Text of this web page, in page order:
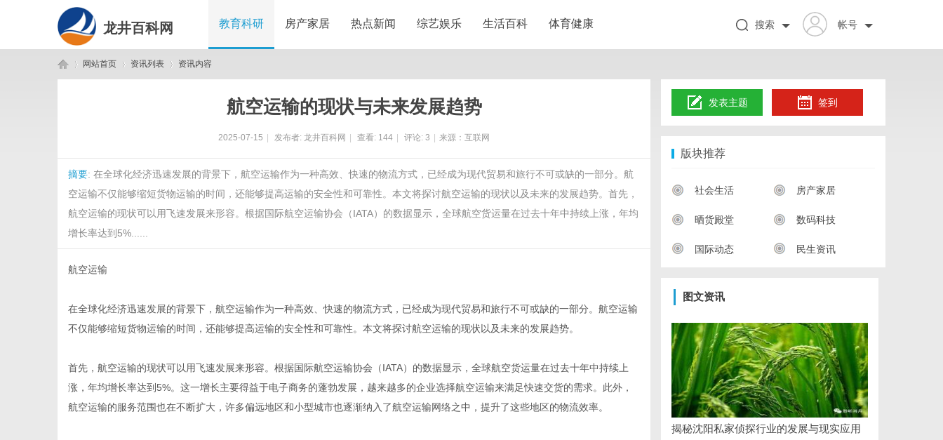
龙井百科网 教育科研 房产家居 热点新闻 综艺娱乐 生活百科 体育健康 帐号
搜索
网站首页 资讯列表 资讯内容
航空运输的现状与未来发展趋势
2025-07-15 发布者: 龙井百科网 查看: 144 评论: 3 来源：互联网
摘要: 在全球化经济迅速发展的背景下，航空运输作为一种高效、快速的物流方式，已经成为现代贸易和旅行不可或缺的一部分。航
空运输不仅能够缩短货物运输的时间，还能够提高运输的安全性和可靠性。本文将探讨航空运输的现状以及未来的发展趋势。首先，
航空运输的现状可以用飞速发展来形容。根据国际航空运输协会（IATA）的数据显示，全球航空货运量在过去十年中持续上涨，年均
增长率达到5%......
航空运输
在全球化经济迅速发展的背景下，航空运输作为一种高效、快速的物流方式，已经成为现代贸易和旅行不可或缺的一部分。航空运输
不仅能够缩短货物运输的时间，还能够提高运输的安全性和可靠性。本文将探讨航空运输的现状以及未来的发展趋势。
首先，航空运输的现状可以用飞速发展来形容。根据国际航空运输协会（IATA）的数据显示，全球航空货运量在过去十年中持续上
涨，年均增长率达到5%。这一增长主要得益于电子商务的蓬勃发展，越来越多的企业选择航空运输来满足快速交货的需求。此外，
航空运输的服务范围也在不断扩大，许多偏远地区和小型城市也逐渐纳入了航空运输网络之中，提升了这些地区的物流效率。
发表主题 签到
版块推荐
社会生活 房产家居
晒货殿堂 数码科技
国际动态 民生资讯
图文资讯
揭秘沈阳私家侦探行业的发展与现实应用